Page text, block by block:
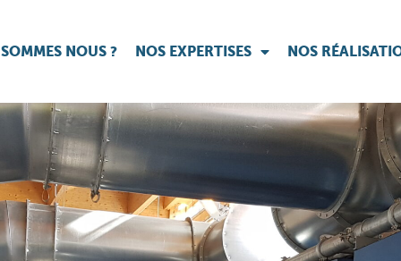
NOUS ? NOS EXPERTISES NOS